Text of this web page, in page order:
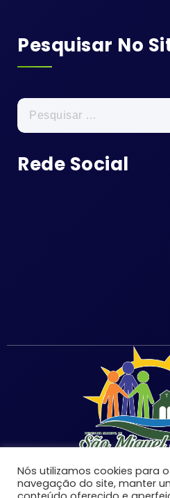
Pesquisar No
Pesquisar
por:
Rede Social
Nós utilizamos cookies para
navegação do site, manter